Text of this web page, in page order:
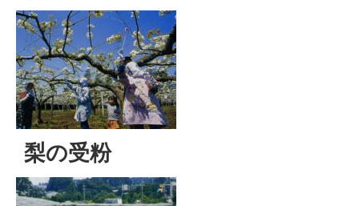
梨の受粉